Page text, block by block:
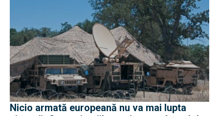
Nicio armată europeană nu va mai lupta